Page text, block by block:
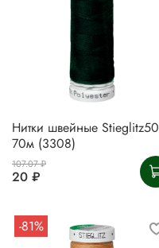
Нитки швейные Stieglitz50
70м (3308)
107.07 ₽
20 ₽
-81%